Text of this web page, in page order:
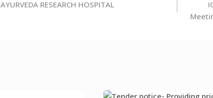
AYURVEDA RESEARCH HOSPITAL